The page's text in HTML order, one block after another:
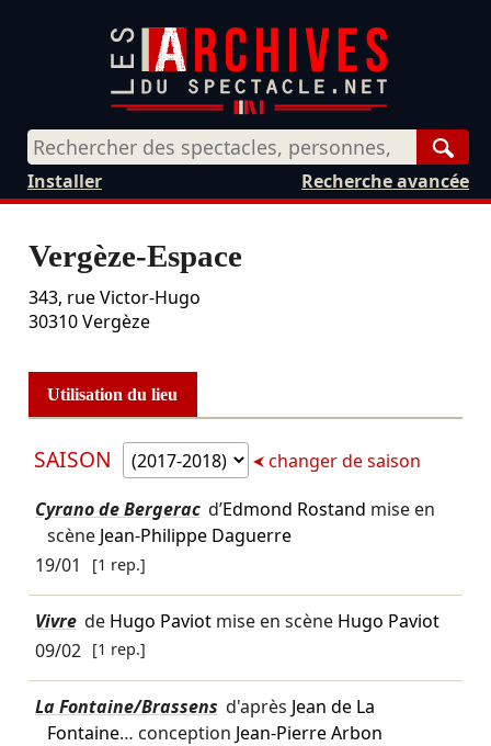
Recherche avancée
Installer
Vergèze-Espace
343, rue Victor-Hugo
30310 Vergèze
Utilisation du lieu
SAISON changer de saison
Cyrano de Bergerac d’Edmond Rostand mise en
scène Jean-Philippe Daguerre
19/01
[1 rep.]
Vivre de Hugo Paviotmise en scène Hugo Paviot
09/02 [1 rep.]
La Fontaine/Brassens d'après Jean de La
Fontaine… conception Jean-Pierre Arbon